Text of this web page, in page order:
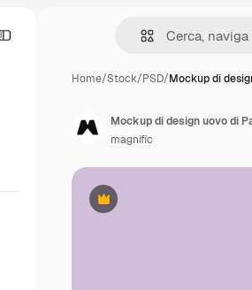
Home/Stock/PSD/Mockup di
Premium
Mockup di design uovo di
magnific